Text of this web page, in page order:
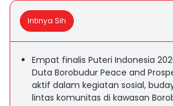
Intinya Sih
Empat finalis Puteri Indonesia
Duta Borobudur Peace and
aktif dalam kegiatan sosial,
lintas komunitas di kawasan